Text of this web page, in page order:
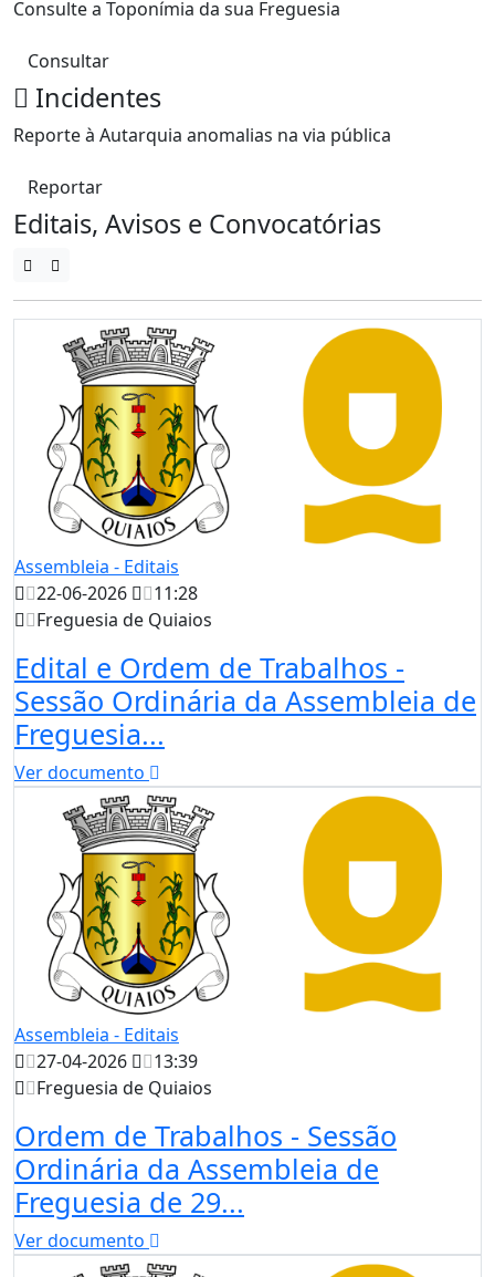
Consulte a Toponímia da sua Freguesia
Consultar
Incidentes
Reporte à Autarquia anomalias na via pública
Reportar
Editais, Avisos e Convocatórias
Assembleia - Editais
22-06-2026
11:28
Freguesia de Quiaios
Edital e Ordem de Trabalhos -
Sessão Ordinária da Assembleia de
Freguesia...
Ver documento
Assembleia - Editais
27-04-2026
13:39
Freguesia de Quiaios
Ordem de Trabalhos - Sessão
Ordinária da Assembleia de
Freguesia de 29...
Ver documento